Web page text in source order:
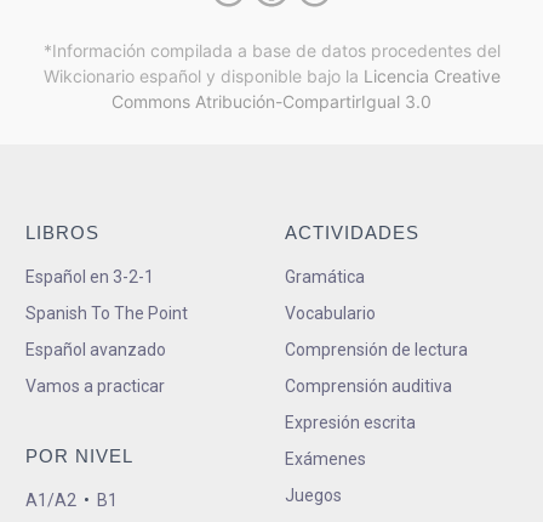
*Información compilada a base de datos procedentes del
Wikcionario español y disponible bajo la Licencia Creative
Commons Atribución-CompartirIgual 3.0
LIBROS
Español en 3-2-1
Spanish To The Point
Español avanzado
Vamos a practicar
POR NIVEL
A1/A2 • B1
ACTIVIDADES
Gramática
Vocabulario
Comprensión de lectura
Comprensión auditiva
Expresión escrita
Exámenes
Juegos